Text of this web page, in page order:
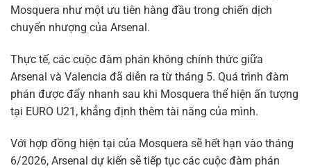
Mosquera như một ưu tiên hàng đầu trong chiến dịch
chuyển nhượng của Arsenal.
Thực tế, các cuộc đàm phán không chính thức giữa
Arsenal và Valencia đã diễn ra từ tháng 5. Quá trình đàm
phán được đẩy nhanh sau khi Mosquera thể hiện ấn tượng
tại EURO U21, khẳng định thêm tài năng của mình.
Với hợp đồng hiện tại của Mosquera sẽ hết hạn vào tháng
6/2026, Arsenal dự kiến sẽ tiếp tục các cuộc đàm phán